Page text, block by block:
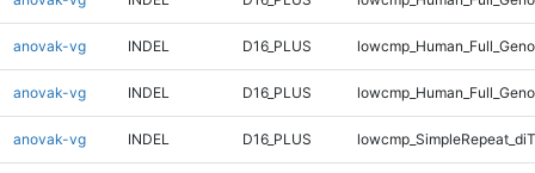
anovak-vg INDEL D16_PLUS
anovak-vg INDEL D16_PLUS
anovak-vg INDEL D16_PLUS